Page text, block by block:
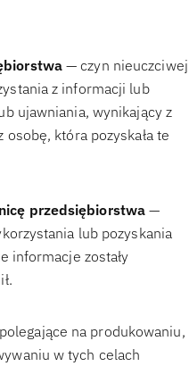
— czyn nieuczciwej
z informacji lub
ujawniania, wynikający z
która pozyskała te
przedsiębiorstwa —
lub pozyskania
informacje zostały
na produkowaniu,
w tych celach